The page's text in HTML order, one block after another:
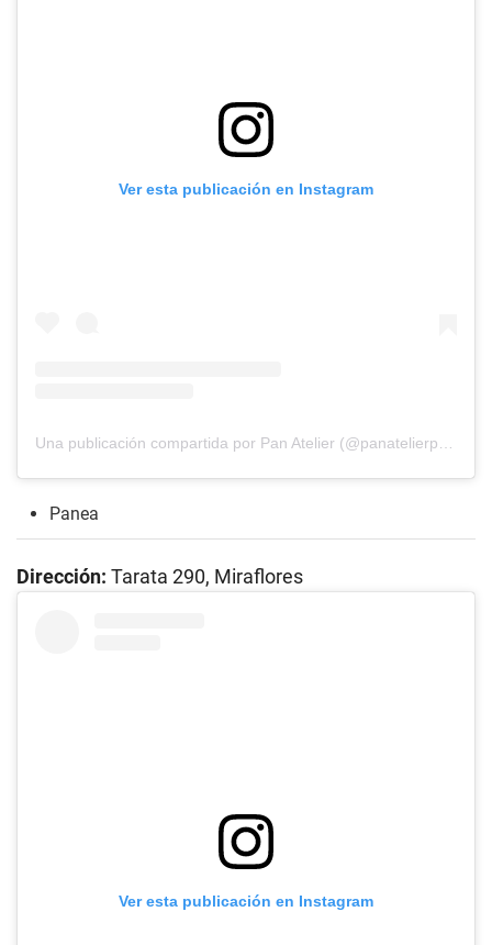
Ver esta publicación en Instagram
Panea
Dirección: Tarata 290, Miraflores
Ver esta publicación en Instagram